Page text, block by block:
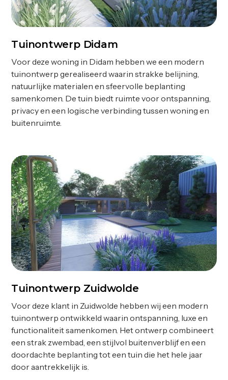
Ontwerp
Tuinontwerp Didam
Voor deze woning in Didam hebben we een modern
tuinontwerp gerealiseerd waarin strakke belijning,
natuurlijke materialen en sfeervolle beplanting
samenkomen. De tuin biedt ruimte voor ontspanning,
privacy en een logische verbinding tussen woning en
buitenruimte.
Ontwerp
Tuinontwerp Zuidwolde
Voor deze klant in Zuidwolde hebben wij een modern
tuinontwerp ontwikkeld waarin ontspanning, luxe en
functionaliteit samenkomen. Het ontwerp combineert
een strak zwembad, een stijlvol buitenverblijf en een
doordachte beplanting tot een tuin die het hele jaar
door aantrekkelijk is.